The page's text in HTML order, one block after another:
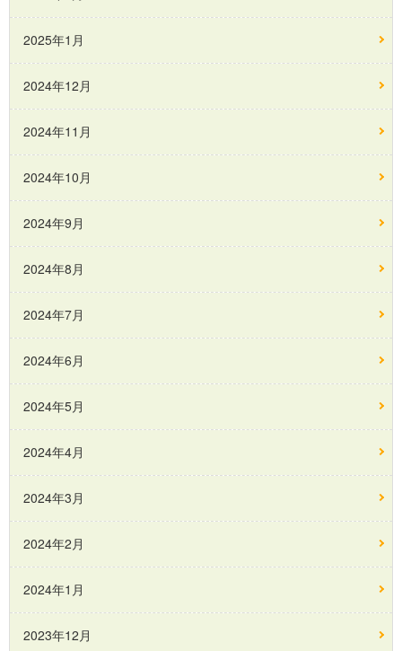
2025年1月
2024年12月
2024年11月
2024年10月
2024年9月
2024年8月
2024年7月
2024年6月
2024年5月
2024年4月
2024年3月
2024年2月
2024年1月
2023年12月